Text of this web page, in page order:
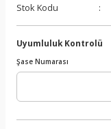
Stok Kodu
Uyumluluk Kontrolü
Şase Numarası